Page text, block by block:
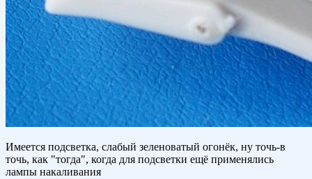
Имеется подсветка, слабый зеленоватый огонёк, ну точь-в
точь, как "тогда", когда для подсветки ещё применялись
лампы накаливания